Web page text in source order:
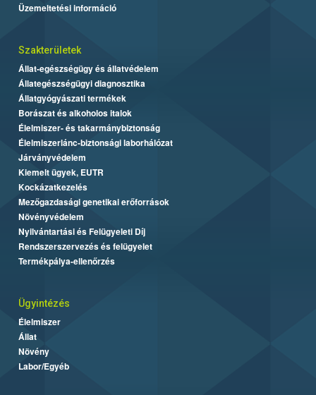
Üzemeltetési információ
Szakterületek
Állat-egészségügy és állatvédelem
Állategészségügyi diagnosztika
Állatgyógyászati termékek
Borászat és alkoholos italok
Élelmiszer- és takarmánybiztonság
Élelmiszerlánc-biztonsági laborhálózat
Járványvédelem
Kiemelt ügyek, EUTR
Kockázatkezelés
Mezőgazdasági genetikai erőforrások
Növényvédelem
Nyilvántartási és Felügyeleti Díj
Rendszerszervezés és felügyelet
Termékpálya-ellenőrzés
Ügyintézés
Élelmiszer
Állat
Növény
Labor/Egyéb